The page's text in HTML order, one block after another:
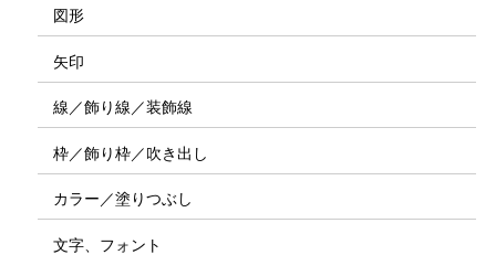
図形
矢印
線／飾り線／装飾線
枠／飾り枠／吹き出し
カラー／塗りつぶし
文字、フォント